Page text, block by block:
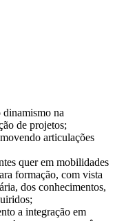
dinamismo na
de projetos;
articulações
quer em mobilidades
formação, com vista
dos conhecimentos,
a integração em